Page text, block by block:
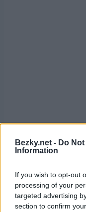
Bezky.net - Do
Information
If you wish to opt-out
processing of your
targeted advertising
section to confirm